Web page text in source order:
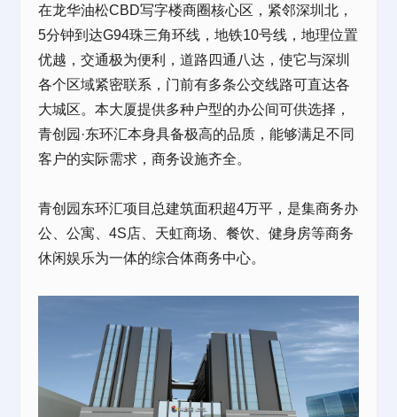
在龙华油松CBD写字楼商圈核心区，紧邻深圳北，
5分钟到达G94珠三角环线，地铁10号线，地理位置
优越，交通极为便利，道路四通八达，使它与深圳
各个区域紧密联系，门前有多条公交线路可直达各
大城区。本大厦提供多种户型的办公间可供选择，
青创园·东环汇本身具备极高的品质，能够满足不同
客户的实际需求，商务设施齐全。
青创园东环汇项目总建筑面积超4万平，是集商务办
公、公寓、4S店、天虹商场、餐饮、健身房等商务
休闲娱乐为一体的综合体商务中心。